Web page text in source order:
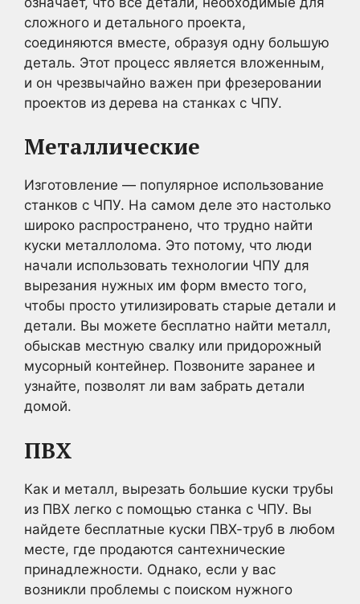
сложного и детального проекта,
соединяются вместе, образуя одну большую
деталь. Этот процесс является вложенным,
и он чрезвычайно важен при фрезеровании
проектов из дерева на станках с ЧПУ.
Металлические
Изготовление — популярное использование
станков с ЧПУ. На самом деле это настолько
широко распространено, что трудно найти
куски металлолома. Это потому, что люди
начали использовать технологии ЧПУ для
вырезания нужных им форм вместо того,
чтобы просто утилизировать старые детали и
детали. Вы можете бесплатно найти металл,
обыскав местную свалку или придорожный
мусорный контейнер. Позвоните заранее и
узнайте, позволят ли вам забрать детали
домой.
ПВХ
Как и металл, вырезать большие куски трубы
из ПВХ легко с помощью станка с ЧПУ. Вы
найдете бесплатные куски ПВХ-труб в любом
месте, где продаются сантехнические
принадлежности. Однако, если у вас
возникли проблемы с поиском нужного